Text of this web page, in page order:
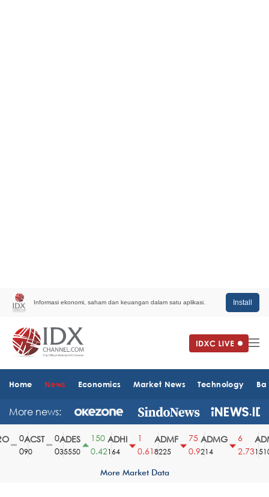
Informasi ekonomi, saham dan keuangan dalam satu aplikasi. Install
Home News Economics Market News Technology
More news:
ACST
90
ADES
35550
150
0.42
ADHI
164
0.61
ADMF
8225
75
0.9
ADMG
214
2.731510
More Market Data